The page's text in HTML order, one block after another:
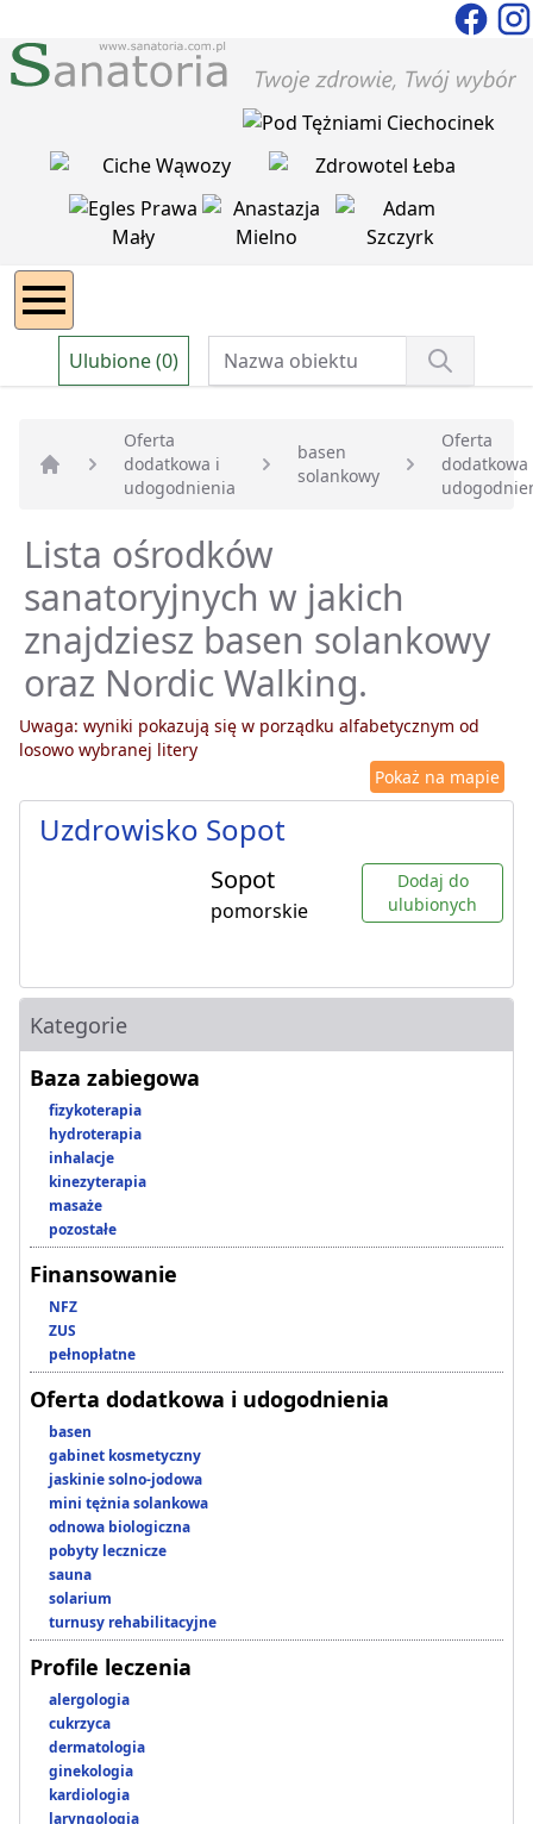
Ulubione (0)
Strona główna
Oferta
dodatkowa i
udogodnienia
basen
solankowy
Oferta
dodatkowa
Lista ośrodków
sanatoryjnych w jakich
znajdziesz basen solankowy
oraz Nordic Walking.
Uwaga: wyniki pokazują się w porządku alfabetycznym od
losowo wybranej litery
Pokaż na mapie
Uzdrowisko Sopot
Sopot
pomorskie
Dodaj do
ulubionych
Kategorie
Baza zabiegowa
fizykoterapia
hydroterapia
inhalacje
kinezyterapia
masaże
pozostałe
Finansowanie
NFZ
ZUS
pełnopłatne
Oferta dodatkowa i udogodnienia
basen
gabinet kosmetyczny
jaskinie solno-jodowa
mini tężnia solankowa
odnowa biologiczna
pobyty lecznicze
sauna
solarium
turnusy rehabilitacyjne
Profile leczenia
alergologia
cukrzyca
dermatologia
ginekologia
kardiologia
laryngologia